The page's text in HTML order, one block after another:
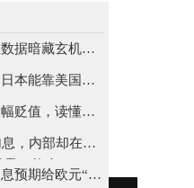
据暗藏玄机，
本能靠美国拯
贬值，读懂美
，内部却在
了什么？
预期给欧元“撑